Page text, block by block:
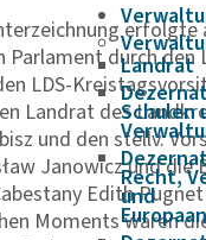
Landrat
Schulen
Recht,
und
erfolgte
Parlament durch den
LDS-
Landrat des
und den stellv.
Janowicz und die
Edith
Moments waren